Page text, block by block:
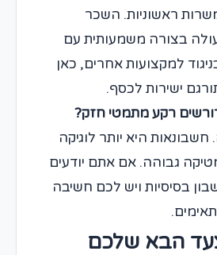
ראשוניות. השכר
בצורה משמעותית עם
למקצועות אחרים, כאן
ישירות לכסף.
רקע מתמטי חזק?
חשבונאות היא יותר לוגיקה
גבוהה. אם אתם יודעים
בסיסיות ויש לכם חשיבה
הבא שלכם